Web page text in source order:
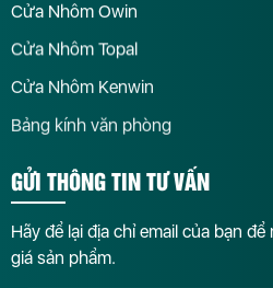
Cửa Nhôm Owin
Cửa Nhôm Topal
Cửa Nhôm Kenwin
Bảng kính văn phòng
GỬI THÔNG TIN TƯ VẤN
Hãy để lại địa chỉ email của bạn
giá sản phẩm.